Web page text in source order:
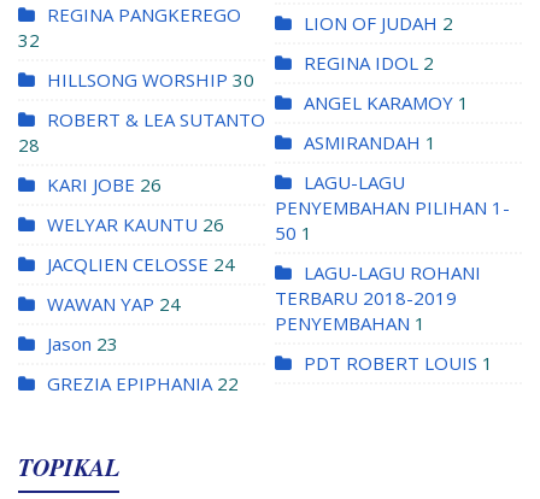
REGINA PANGKEREGO
32
HILLSONG WORSHIP 30
ROBERT & LEA SUTANTO
28
KARI JOBE 26
WELYAR KAUNTU 26
JACQLIEN CELOSSE 24
WAWAN YAP 24
Jason 23
GREZIA EPIPHANIA 22
LION OF JUDAH 2
REGINA IDOL 2
ANGEL KARAMOY 1
ASMIRANDAH 1
LAGU-LAGU
PENYEMBAHAN PILIHAN 1-
50 1
LAGU-LAGU ROHANI
TERBARU 2018-2019
PENYEMBAHAN 1
PDT ROBERT LOUIS 1
TOPIKAL